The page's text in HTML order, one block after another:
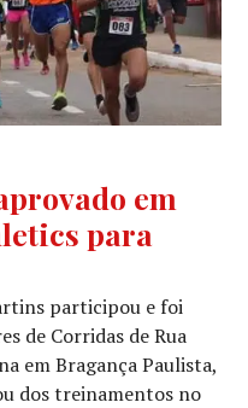
em
para
participou e foi
de Corridas de Rua
em Bragança Paulista,
dos treinamentos no